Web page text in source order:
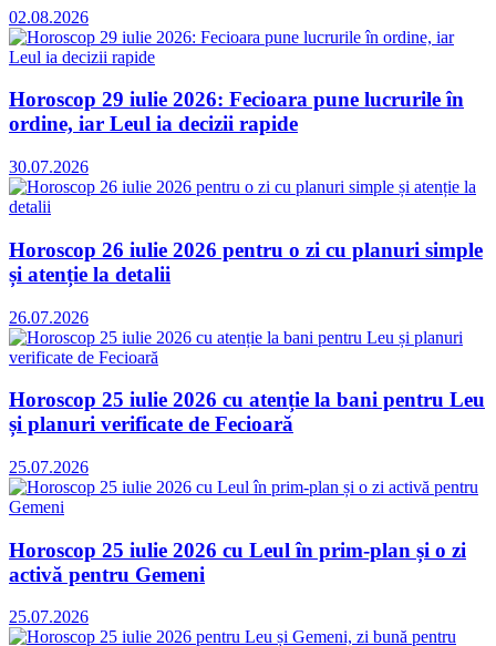
02.08.2026
Horoscop 29 iulie 2026: Fecioara pune lucrurile în
ordine, iar Leul ia decizii rapide
30.07.2026
Horoscop 26 iulie 2026 pentru o zi cu planuri simple
și atenție la detalii
26.07.2026
Horoscop 25 iulie 2026 cu atenție la bani pentru Leu
și planuri verificate de Fecioară
25.07.2026
Horoscop 25 iulie 2026 cu Leul în prim-plan și o zi
activă pentru Gemeni
25.07.2026